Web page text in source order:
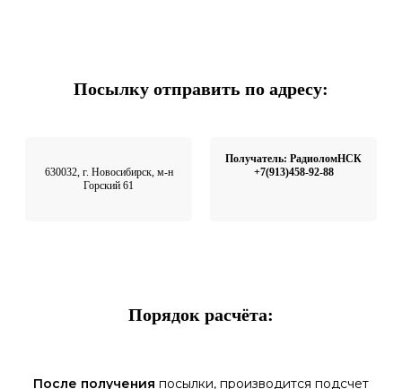
Посылку отправить по адресу:
630032, г. Новосибирск, м-н
Горский 61
Получатель: РадиоломНСК
+7(913)458-92-88
Порядок расчёта:
После получения посылки, производится подсчет